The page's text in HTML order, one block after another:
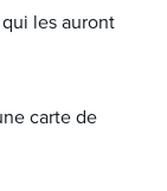
les auront
carte de